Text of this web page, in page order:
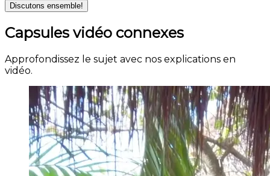
Discutons ensemble!
Capsules vidéo connexes
Approfondissez le sujet avec nos explications en
vidéo.